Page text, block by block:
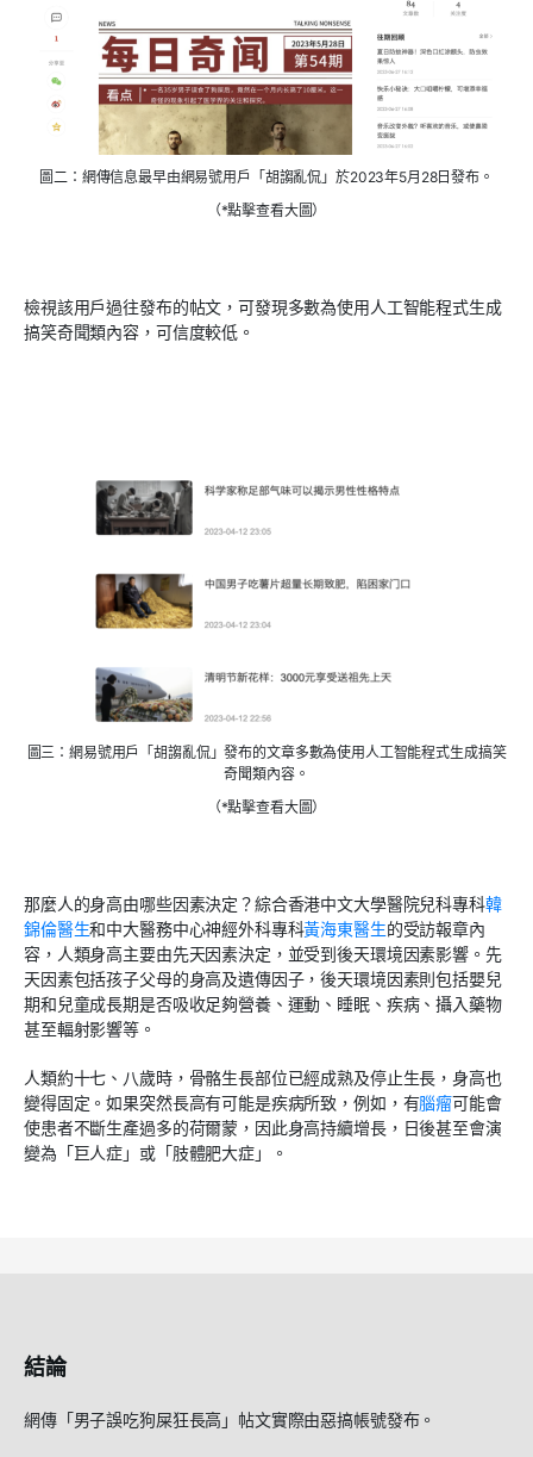
圖二：網傳信息最早由網易號用戶「胡謅亂侃」於2023年5月28日發布。
（*點擊查看大圖）
檢視該用戶過往發布的帖文，可發現多數為使用人工智能程式生成
搞笑奇聞類內容，可信度較低。
圖三：網易號用戶「胡謅亂侃」發布的文章多數為使用人工智能程式生成搞笑
奇聞類內容。
（*點擊查看大圖）
那麼人的身高由哪些因素決定？綜合香港中文大學醫院兒科專科韓
錦倫醫生和中大醫務中心神經外科專科黃海東醫生的受訪報章內
容，人類身高主要由先天因素決定，並受到後天環境因素影響。先
天因素包括孩子父母的身高及遺傳因子，後天環境因素則包括嬰兒
期和兒童成長期是否吸收足夠營養、運動、睡眠、疾病、攝入藥物
甚至輻射影響等。
人類約十七、八歲時，骨骼生長部位已經成熟及停止生長，身高也
變得固定。如果突然長高有可能是疾病所致，例如，有腦瘤可能會
使患者不斷生產過多的荷爾蒙，因此身高持續增長，日後甚至會演
變為「巨人症」或「肢體肥大症」。
結論
網傳「男子誤吃狗屎狂長高」帖文實際由惡搞帳號發布。